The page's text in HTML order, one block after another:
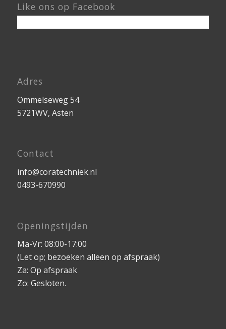
Like ons op Facebook
Adres
Ommelseweg 54
5721WV, Asten
Contact
info@coratechniek.nl
0493-670990
Openingstijden
Ma-Vr: 08:00-17:00
(Let op; bezoeken alleen op afspraak)
Za: Op afspraak
Zo: Gesloten.